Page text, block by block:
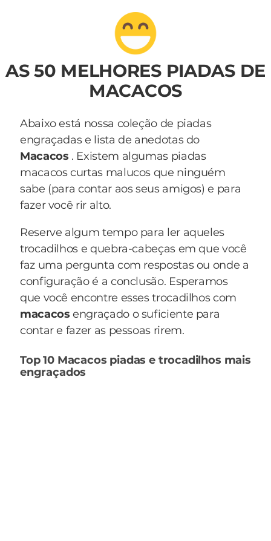
AS 50 MELHORES PIADAS DE
MACACOS
Abaixo está nossa coleção de piadas
engraçadas e lista de anedotas do
Macacos . Existem algumas piadas
macacos curtas malucos que ninguém
sabe (para contar aos seus amigos) e para
fazer você rir alto.
Reserve algum tempo para ler aqueles
trocadilhos e quebra-cabeças em que você
faz uma pergunta com respostas ou onde a
configuração é a conclusão. Esperamos
que você encontre esses trocadilhos com
macacosengraçado o suficiente para
contar e fazer as pessoas rirem.
Top 10 Macacos piadas e trocadilhos mais
engraçados